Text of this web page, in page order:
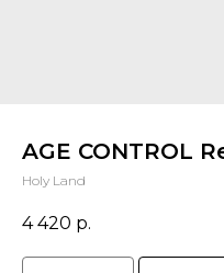
AGE CONTROL
Holy Land
4 420 р.